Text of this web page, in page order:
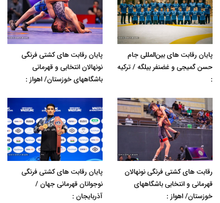
پایان رقابت های بین‌المللی جام
حسن گمیجی و غضنفر بیلگه / ترکیه
:
پایان رقابت های کشتی فرنگی
نونهالان انتخابی و قهرمانی
باشگاههای خوزستان/ اهواز :
رقابت های کشتی فرنگی نونهالان
قهرمانی و انتخابی باشگاههای
خوزستان/ اهواز :
پایان رقابت های کشتی فرنگی
نوجوانان قهرمانی جهان /
آذربایجان :